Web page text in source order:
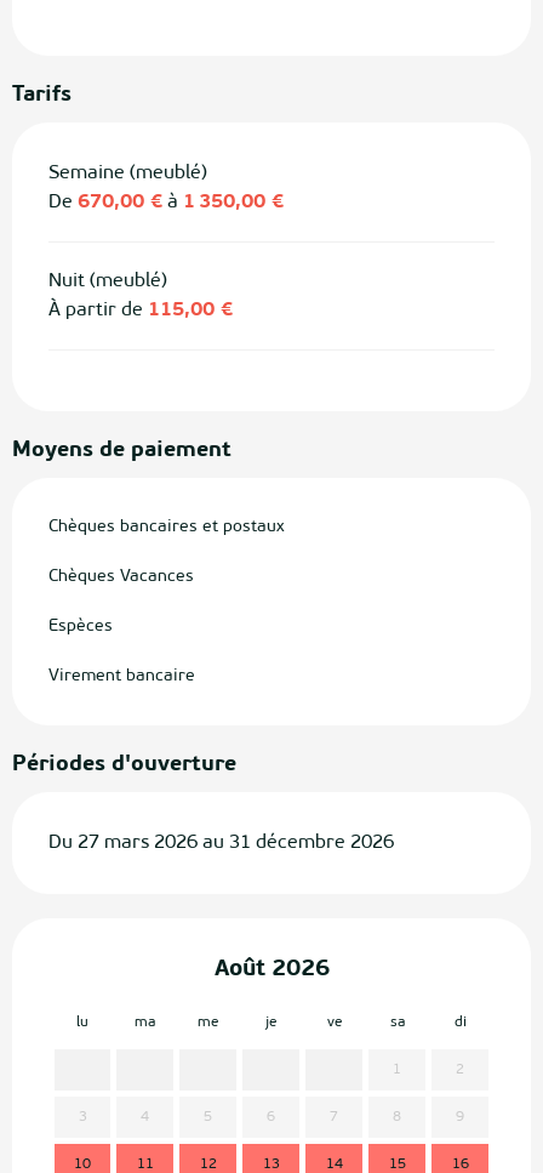
Tarifs
Semaine (meublé)
De 670,00 € à 1 350,00 €
Nuit (meublé)
À partir de 115,00 €
Moyens de paiement
Chèques bancaires et postaux
Chèques Vacances
Espèces
Virement bancaire
Périodes d'ouverture
Du 27 mars 2026 au 31 décembre 2026
Août 2026
lu ma me je ve sa di
1 2
3 4 5 6 7 8 9
10 11 12 13 14 15 16